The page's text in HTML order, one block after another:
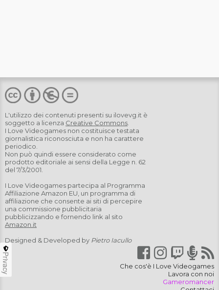
L'utilizzo dei contenuti presenti su ilovevg.it è
soggetto a licenza Creative Commons
I Love Videogames non costituisce testata
giornalistica riconosciuta e non ha carattere
periodico.
Non può quindi essere considerato come
prodotto editoriale ai sensi della Legge n. 62
del 7/3/2001.
I Love Videogames partecipa al Programma
Affiliazione Amazon EU, un programma di
affiliazione che consente ai siti di percepire
una commissione pubblicitaria
pubblicizzando e fornendo link al sito
Amazon.it
Designed & Developed by Pietro Iacullo
Che cos'è I Love Videogames
Lavora con noi
Gameromancer
Privacy